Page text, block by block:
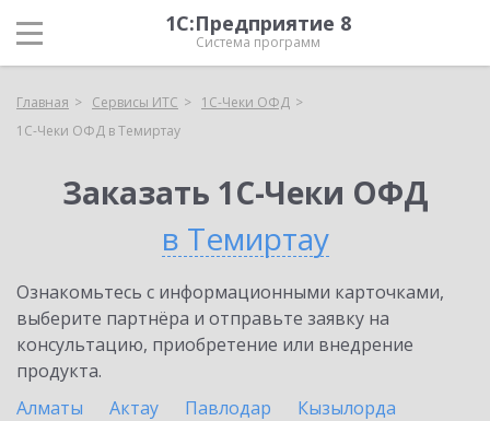
1С:Предприятие 8
Система программ
Главная Сервисы ИТС
1С-Чеки ОФД
1С-Чеки ОФД в Темиртау
Заказать 1С-Чеки ОФД
в Темиртау
Ознакомьтесь с информационными карточками,
выберите партнёра и отправьте заявку на
консультацию, приобретение или внедрение
продукта.
Алматы
Актау Павлодар
Кызылорда